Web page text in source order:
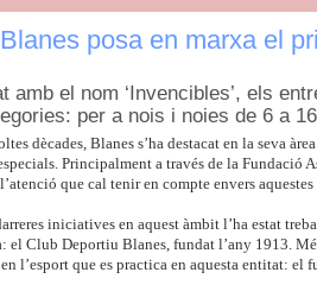
posa en marxa el
amb el nom ‘Invencibles’, els
per a nois i noies de 6 a
dècades, Blanes s’ha destacat en la seva
Principalment a través de la Fundació
que cal tenir en compte envers
iniciatives en aquest àmbit l’ha estat
el Club Deportiu Blanes, fundat l’any 1913.
l’esport que es practica en aquesta entitat: el